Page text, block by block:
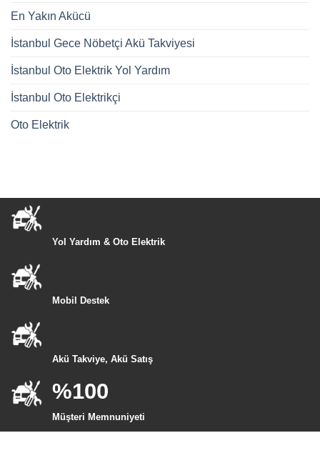
En Yakın Akücü
İstanbul Gece Nöbetçi Akü Takviyesi
İstanbul Oto Elektrik Yol Yardım
İstanbul Oto Elektrikçi
Oto Elektrik
Yol Yardım & Oto Elektrik
Mobil Destek
Akü Takviye, Akü Satış
%100
Müşteri Memnuniyeti